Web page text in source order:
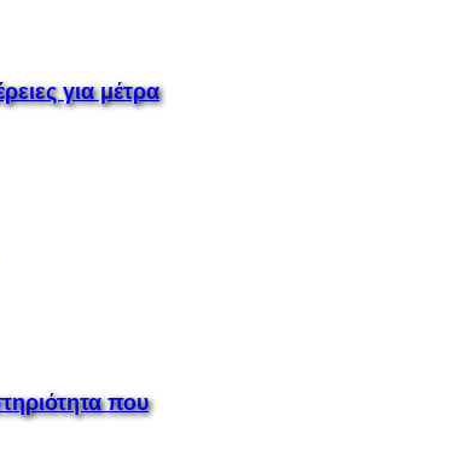
για μέτρα
που